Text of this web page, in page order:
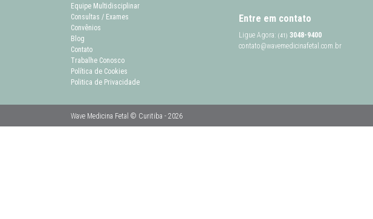
Equipe Multidisciplinar
Consultas / Exames
Convênios
Blog
Contato
Trabalhe Conosco
Política de Cookies
Politica de Privacidade
Entre em contato
Ligue Agora: (41) 3048-9400
contato@wavemedicinafetal.com.br
Wave Medicina Fetal © Curitiba - 2026